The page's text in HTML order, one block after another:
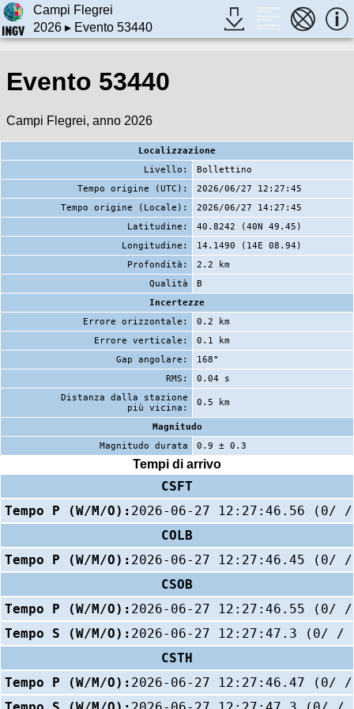
Campi Flegrei
2026▸ Evento 53440
Evento 53440
Campi Flegrei, anno 2026
Localizzazione
Livello:
Bollettino
Tempo origine (UTC):
2026/06/27 12:27:45
Tempo origine (Locale):
2026/06/27 14:27:45
Latitudine:
40.8242 (40N 49.45)
Longitudine:
14.1490 (14E 08.94)
Profondità:
2.2 km
Qualità
B
Incertezze
Errore orizzontale:
0.2 km
Errore verticale:
0.1 km
Gap angolare:
168°
RMS:
0.04 s
Distanza dalla stazione
più vicina:
0.5 km
Magnitudo
Magnitudo durata
0.9 ± 0.3
Tempi di arrivo
CSFT
Tempo P (W/M/O): 2026-06-27 12:27:46.56 (0/
COLB
Tempo P (W/M/O): 2026-06-27 12:27:46.45 (0/
CSOB
Tempo P (W/M/O): 2026-06-27 12:27:46.55 (0/
Tempo S (W/M/O): 2026-06-27 12:27:47.3 (0/ /
CSTH
Tempo P (W/M/O): 2026-06-27 12:27:46.47 (0/